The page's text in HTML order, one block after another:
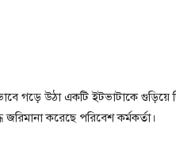
গড়ে উঠা একটি ইটভাটাকে গুড়িয়ে
করেছে পরিবেশ কর্মকর্তা।